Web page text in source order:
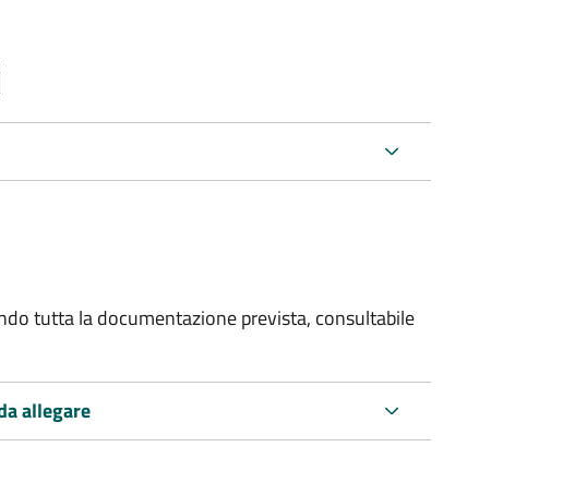
tutta la documentazione prevista, consultabile
allegare